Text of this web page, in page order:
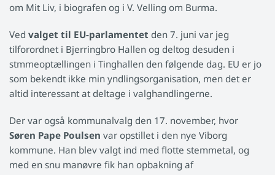
om Mit Liv, i biografen og i V. Velling om Burma.
Ved valget til EU-parlamentet den 7. juni var jeg
tilforordnet i Bjerringbro Hallen og deltog desuden i
stmmeoptællingen i Tinghallen den følgende dag. EU er jo
som bekendt ikke min yndlingsorganisation, men det er
altid interessant at deltage i valghandlingerne.
Der var også kommunalvalg den 17. november, hvor
Søren Pape Poulsen var opstillet i den nye Viborg
kommune. Han blev valgt ind med flotte stemmetal, og
med en snu manøvre fik han opbakning af